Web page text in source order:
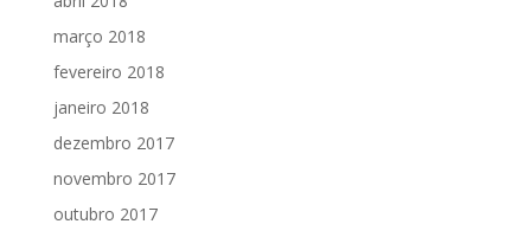
março 2018
fevereiro 2018
janeiro 2018
dezembro 2017
novembro 2017
outubro 2017